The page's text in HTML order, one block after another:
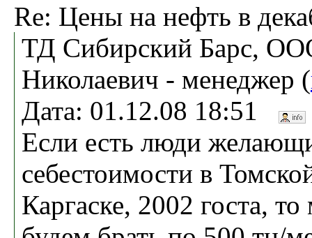
Re: Цены на нефть в
ТД Сибирский Барс,
Николаевич - менеджер (
Дата: 01.12.08 18:51
Если есть люди
себестоимости в
Каргаске, 2002 госта,